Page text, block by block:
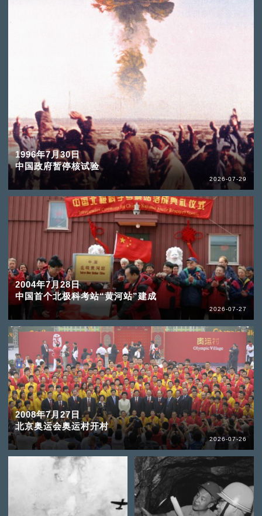
1996年7月30日
中国政府暂停核试验
2026-07-29
2004年7月28日
中国首个北极科考站“黄河站”建成
2026-07-27
2008年7月27日
北京奥运会奥运村开村
2026-07-26